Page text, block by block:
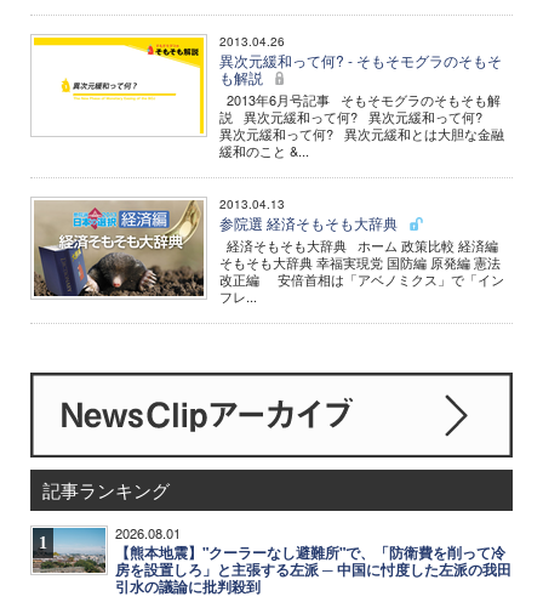
2013.04.26
異次元緩和って何? - そもそモグラのそもそ
も解説
2013年6月号記事 そもそモグラのそもそも解
説 異次元緩和って何? 異次元緩和って何?
異次元緩和って何? 異次元緩和とは大胆な金融
緩和のこと &...
2013.04.13
参院選 経済そもそも大辞典
経済そもそも大辞典 ホーム 政策比較 経済編
そもそも大辞典 幸福実現党 国防編 原発編 憲法
改正編 安倍首相は「アベノミクス」で「イン
フレ...
記事ランキング
1 2026.08.01
【熊本地震】"クーラーなし避難所"で、「防衛費を削って冷
房を設置しろ」と主張する左派 ─ 中国に忖度した左派の我田
引水の議論に批判殺到